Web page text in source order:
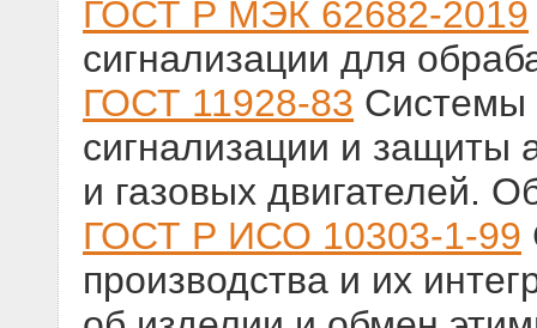
ГОСТ Р МЭК 62682-2019
сигнализации для
ГОСТ 11928-83 Системы
сигнализации и защиты
и газовых двигателей.
ГОСТ Р ИСО 10303-1-99
производства и их